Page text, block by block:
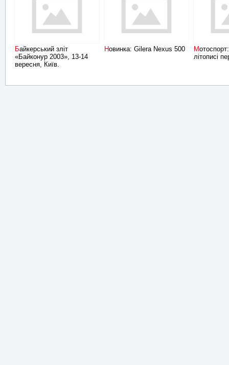
Байкерський зліт
«Байконур 2003», 13-14
вересня, Київ.
Новинка: Gilera Nexus 500
Мотоспорт: нові імена в
літописі